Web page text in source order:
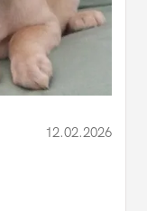
12.02.2026